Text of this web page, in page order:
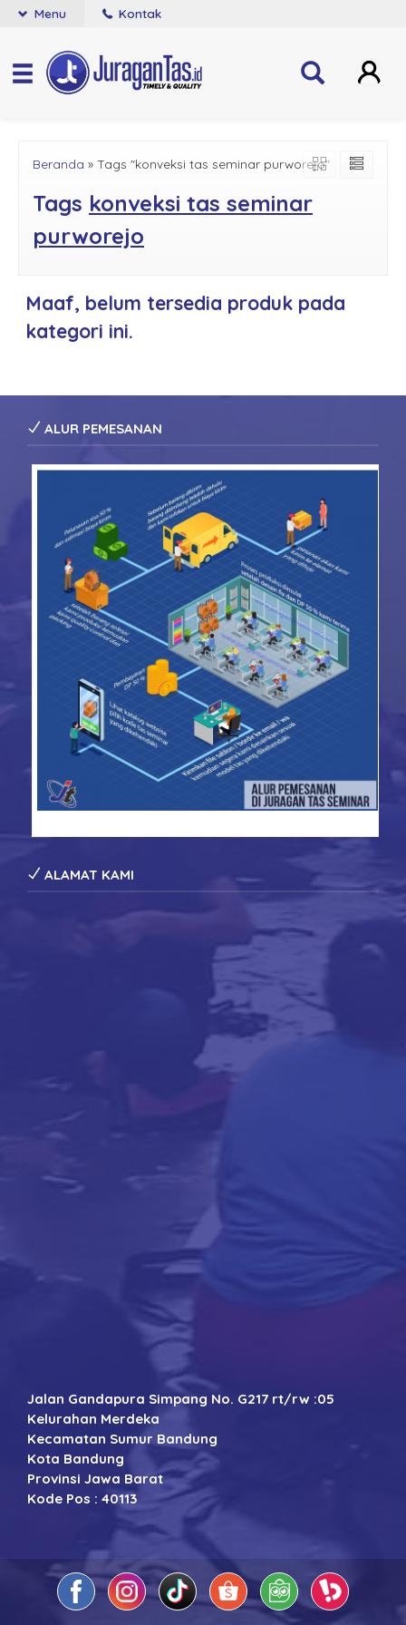
Menu Kontak
Beranda » Tags "konveksi tas seminar purworejo"
Tags konveksi tas seminar
purworejo
Maaf, belum tersedia produk pada
kategori ini.
ALUR PEMESANAN
ALAMAT KAMI
Jalan Gandapura Simpang No. G217 rt/rw :05
Kelurahan Merdeka
Kecamatan Sumur Bandung
Kota Bandung
Provinsi Jawa Barat
Kode Pos : 40113